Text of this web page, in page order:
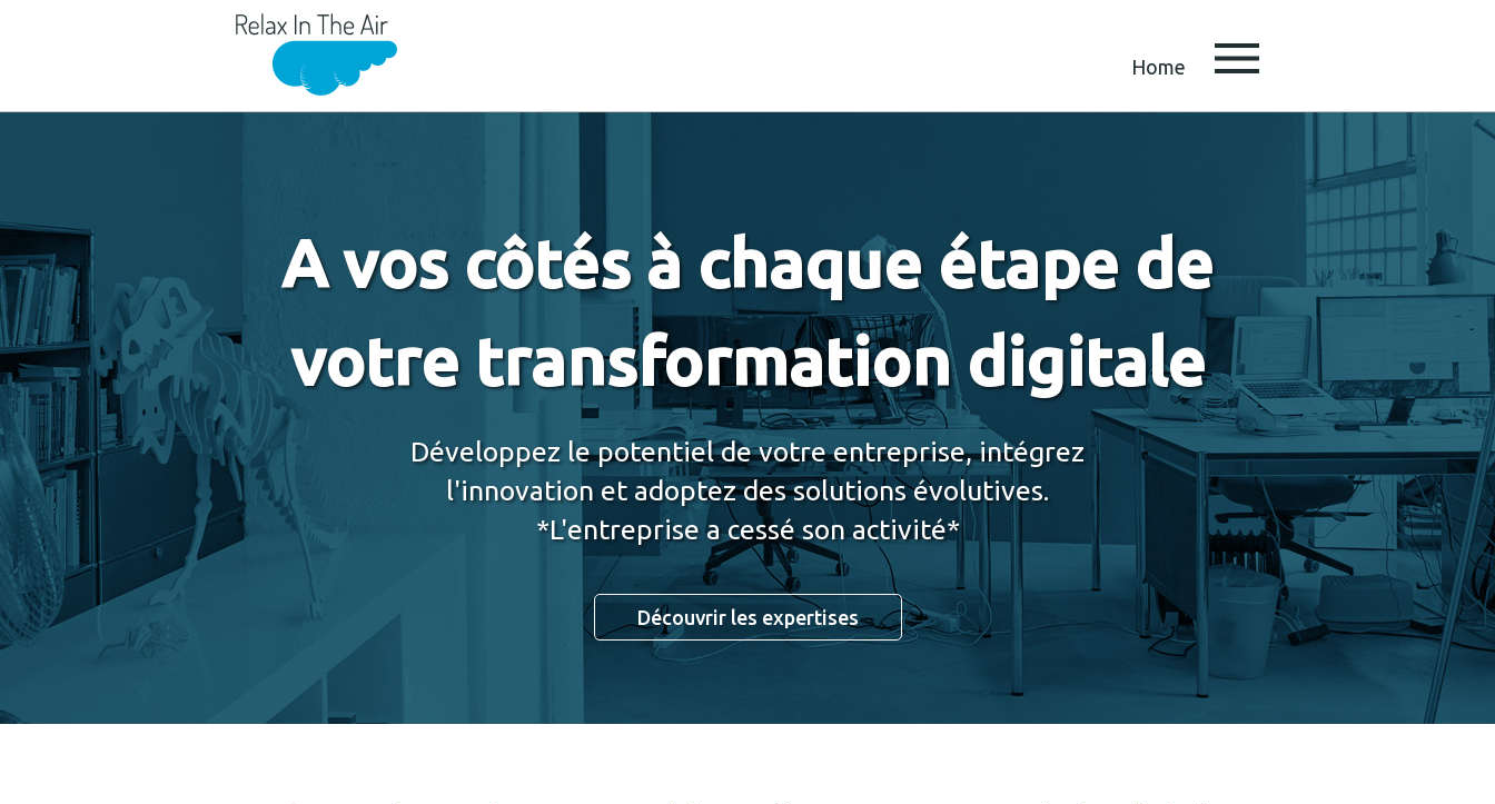
Home
A vos côtés à chaque étape de
votre transformation digitale
Développez le potentiel de votre entreprise, intégrez
l'innovation et adoptez des solutions évolutives.
*L'entreprise a cessé son activité*
Découvrir les expertises